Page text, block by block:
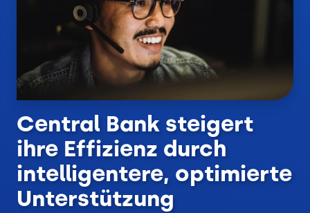
Central Bank steigert
ihre Effizienz durch
intelligentere, optimierte
Unterstützung